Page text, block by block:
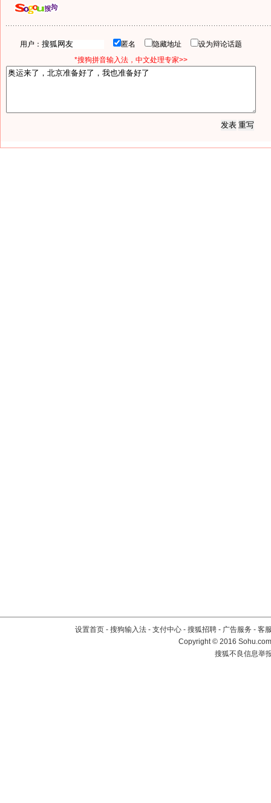
用户： 匿名 隐藏地址
设为辩论话题
*搜狗拼音输入法，中文处理专家>>
设置首页 - 搜狗输入法 - 支付中心 - 搜狐招聘 - 广告服务 - 客
Copyright©2016
搜狐不良信息举